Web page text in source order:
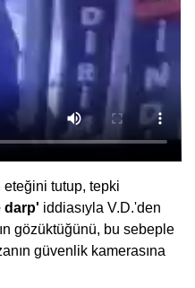
tutup, tepki
darp' iddiasıyla V.D.'den
gözüktüğünü, bu sebeple
güvenlik kamerasına